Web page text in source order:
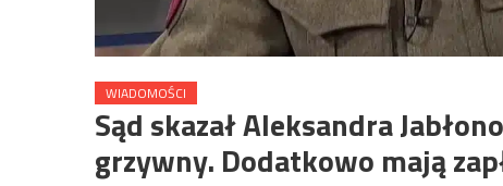
WIADOMOŚCI
Sąd skazał Aleksandra
grzywny. Dodatkowo mają